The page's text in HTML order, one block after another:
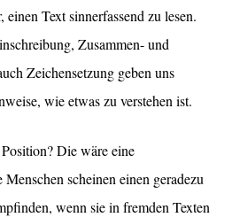
Text sinnerfassend zu lesen.
Zusammen- und
Zeichensetzung geben uns
wie etwas zu verstehen ist.
Die wäre eine
scheinen einen geradezu
wenn sie in fremden Texten